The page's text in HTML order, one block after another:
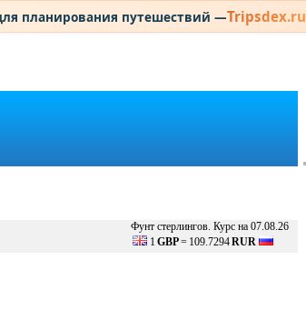
планирования путешествий —Tripsdex.ru
Фунт стерлингов. Курс на 07.08.26
1 GBP= 109.7294RUR